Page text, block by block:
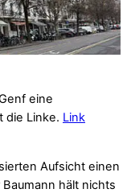
eine
die Linke. Link
Aufsicht einen
hält nichts